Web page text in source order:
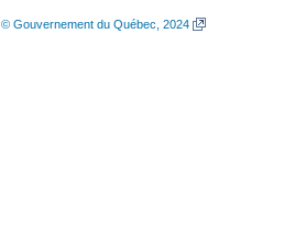
© Gouvernement du Québec, 2024